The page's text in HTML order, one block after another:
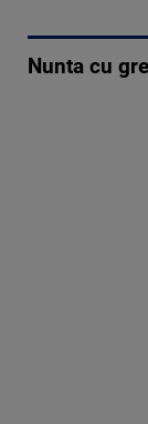
Nunta cu